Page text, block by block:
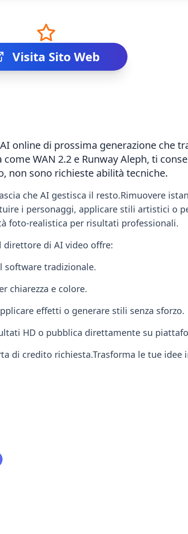
Visita Sito Web
online di prossima generazione che
WAN 2.2 e Runway Aleph, ti
non sono richieste abilità tecniche.
che AI ​​gestisca il resto.Rimuovere
i personaggi, applicare stili artistici o
foto-realistica per risultati professionali.
di AI video offre:
software tradizionale.
chiarezza e colore.
effetti o generare stili senza sforzo.
HD o pubblica direttamente su
di credito richiesta.Trasforma le tue